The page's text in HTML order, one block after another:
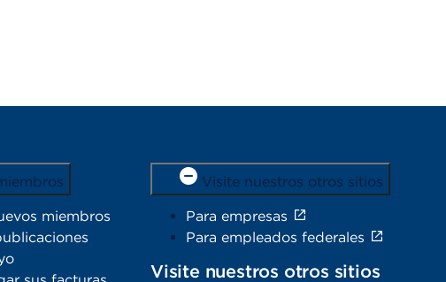
miembros
Visite nuestros otros sitios
Para empresas
Para empleados federales
Visite nuestros otros sitios